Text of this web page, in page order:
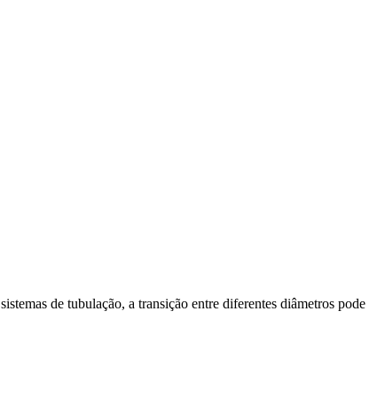
de tubulação, a transição entre diferentes diâmetros pode